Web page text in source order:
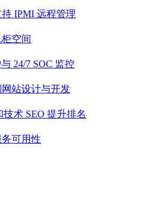
IPMI 远程管理
空间
24/7 SOC 监控
站设计与开发
术 SEO 提升排名
可用性